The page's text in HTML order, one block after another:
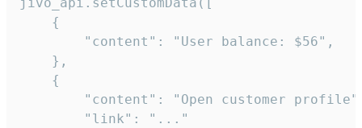
    {
        "content": "User balance: $56",
    },
    {
"content": "Open customer
        "link": "..."